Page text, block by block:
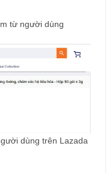
từ người dùng
dùng trên Lazada